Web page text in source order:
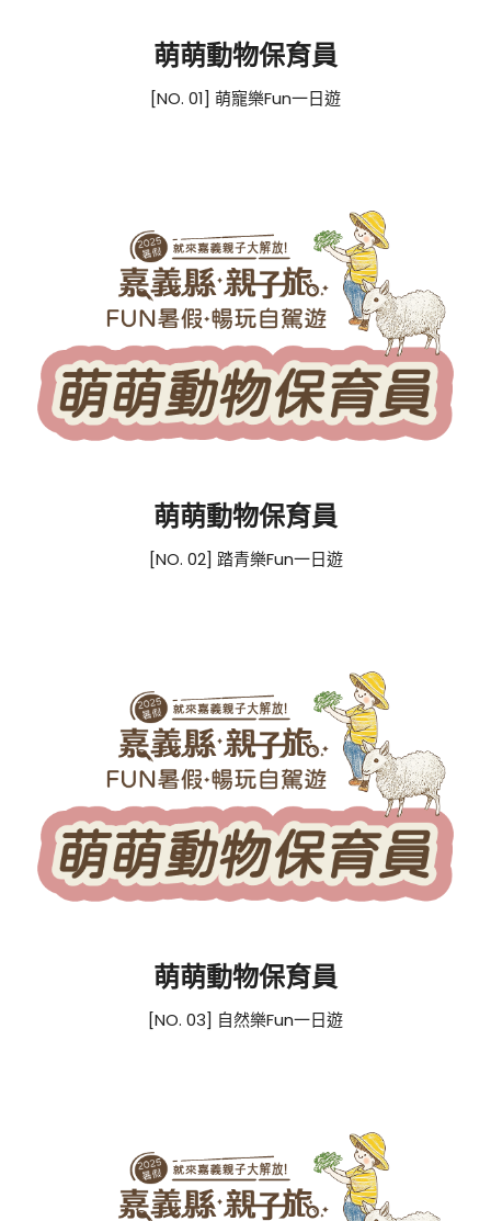
萌萌動物保育員
[NO. 01] 萌寵樂Fun一日遊
萌萌動物保育員
[NO. 02] 踏青樂Fun一日遊
萌萌動物保育員
[NO. 03] 自然樂Fun一日遊